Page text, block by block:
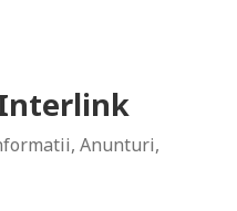
Anunturi,